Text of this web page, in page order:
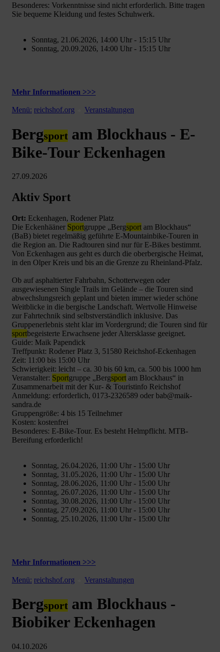
Besonderes: Vorkenntnisse sind nicht erforderlich. Bitte tragen
Sie bequeme Kleidung und festes Schuhwerk.
Sonntag, 21.06.2026, 14:00 Uhr - 15:15 Uhr
Sonntag, 20.09.2026, 14:00 Uhr - 15:15 Uhr
Mehr Informationen >>>
Menü: reichshof.org Veranstaltungen
Bergsport am Blockhaus - E-
Bike-Tour Eckenhagen
27.09.2026
Aktiv Sport
Ort: Eckenhagen, Rodener Platz
Die Eckenhääner Sportgruppe „Bergsport am Blockhaus“
(BaB) bietet regelmäßig geführte E-Mountainbike-Touren in
die Region an. Die Radtouren sind nur für E-Bikes bestimmt.
Von Eckenhagen aus geht es durch die oberbergische Heimat,
in den Olper Kreis und bis an die Grenze zu Rheinland-Pfalz.
Ob auf asphaltierter Fahrbahn, Schotterwegen oder
ausgewiesenen Single Trails im Gelände – die Touren sind
abwechslungsreich geplant und bieten immer wieder schöne
Weitblicke in die bergische Landschaft. Wertvolle Hinweise
zur Fahrtechnik sind selbstverständlich inklusive. Das
Gruppenerlebnis steht klar im Vordergrund; die Touren sind für
sportbegeisterte Erwachsene jeder Altersklasse geeignet.
Guide: Maik Papendick
Treffpunkt: Rodener Platz 3, 51580 Reichshof-Eckenhagen
Zeit: 11:00 bis 15:00 Uhr
Schwierigkeit: leicht – ca. 30 bis 60 km, ca. 500 bis 1000 hm
Veranstalter: Sportgruppe „Bergsport am Blockhaus“ in
Zusammenarbeit mit der Kur- & Touristinfo Reichshof
Anmeldung: erforderlich, 0173-2326589 oder bab@maik-
sandra.de
Gruppengröße: 4 bis 15 Teilnehmer
Kosten: kostenfrei
Besonderes: E-Bike-Tour. Es besteht Helmpflicht. MTB-
Bereifung erforderlich!
Sonntag, 26.04.2026, 11:00 Uhr - 15:00 Uhr
Sonntag, 31.05.2026, 11:00 Uhr - 15:00 Uhr
Sonntag, 28.06.2026, 11:00 Uhr - 15:00 Uhr
Sonntag, 26.07.2026, 11:00 Uhr - 15:00 Uhr
Sonntag, 30.08.2026, 11:00 Uhr - 15:00 Uhr
Sonntag, 27.09.2026, 11:00 Uhr - 15:00 Uhr
Sonntag, 25.10.2026, 11:00 Uhr - 15:00 Uhr
Mehr Informationen >>>
Menü: reichshof.org Veranstaltungen
Bergsport am Blockhaus -
Biobiker Eckenhagen
04.10.2026